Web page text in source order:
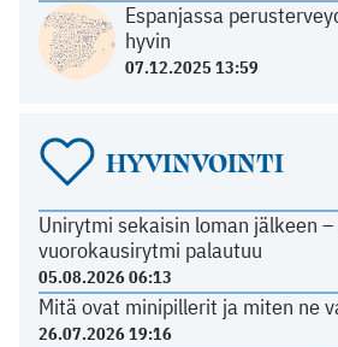
Espanjassa
hyvin
07.12.2025 13:59
HYVINVOINTI
Unirytmi sekaisin loman jälkeen –
vuorokausirytmi palautuu
05.08.2026 06:13
Mitä ovat minipillerit ja miten ne
26.07.2026 19:16